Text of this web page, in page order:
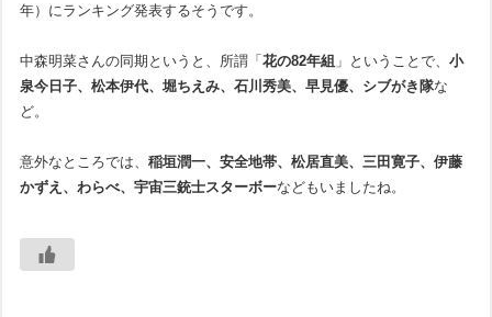
年）にランキング発表するそうです。
中森明菜さんの同期というと、所謂「花の82年組 」ということで、小
泉今日子、松本伊代、堀ちえみ、石川秀美、早見優、シブがき隊な
ど。
意外なところでは、稲垣潤一、安全地帯、松居直美、三田寛子、伊藤
かずえ、わらべ、宇宙三銃士スターボーなどもいましたね。